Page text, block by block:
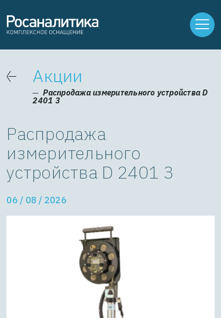
Акции
Распродажа измерительного устройства D
2401 3
Распродажа
измерительного
устройства D 2401 3
06 / 08 / 2026